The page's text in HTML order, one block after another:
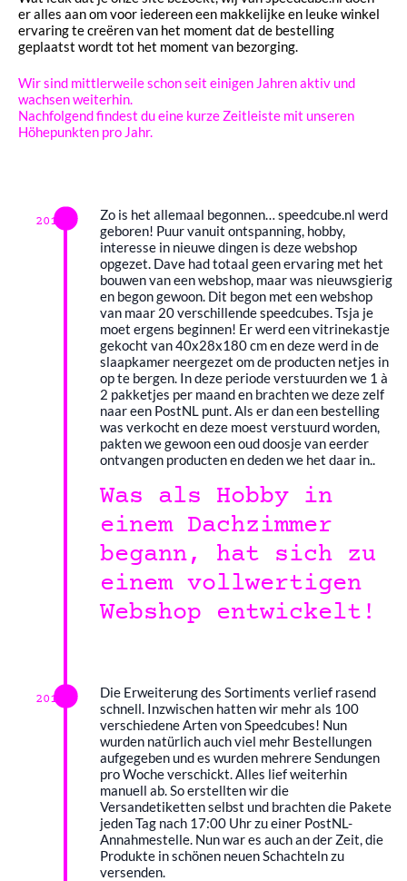
er alles aan om voor iedereen een makkelijke en leuke winkel
ervaring te creëren van het moment dat de bestelling
geplaatst wordt tot het moment van bezorging.
Wir sind mittlerweile schon seit einigen Jahren aktiv und
wachsen weiterhin.
Nachfolgend findest du eine kurze Zeitleiste mit unseren
Höhepunkten pro Jahr.
2015
Zo is het allemaal begonnen… speedcube.nl werd
geboren! Puur vanuit ontspanning, hobby,
interesse in nieuwe dingen is deze webshop
opgezet. Dave had totaal geen ervaring met het
bouwen van een webshop, maar was nieuwsgierig
en begon gewoon. Dit begon met een webshop
van maar 20 verschillende speedcubes. Tsja je
moet ergens beginnen! Er werd een vitrinekastje
gekocht van 40x28x180 cm en deze werd in de
slaapkamer neergezet om de producten netjes in
op te bergen. In deze periode verstuurden we 1 à
2 pakketjes per maand en brachten we deze zelf
naar een PostNL punt. Als er dan een bestelling
was verkocht en deze moest verstuurd worden,
pakten we gewoon een oud doosje van eerder
ontvangen producten en deden we het daar in..
Was als Hobby in
einem Dachzimmer
begann, hat sich zu
einem vollwertigen
Webshop entwickelt!
2016
Die Erweiterung des Sortiments verlief rasend
schnell. Inzwischen hatten wir mehr als 100
verschiedene Arten von Speedcubes! Nun
wurden natürlich auch viel mehr Bestellungen
aufgegeben und es wurden mehrere Sendungen
pro Woche verschickt. Alles lief weiterhin
manuell ab. So erstellten wir die
Versandetiketten selbst und brachten die Pakete
jeden Tag nach 17:00 Uhr zu einer PostNL-
Annahmestelle. Nun war es auch an der Zeit, die
Produkte in schönen neuen Schachteln zu
versenden.